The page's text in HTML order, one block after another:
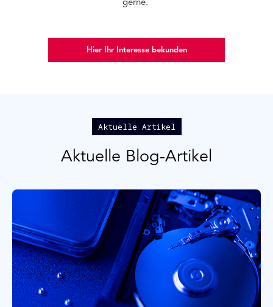
Hier Ihr Interesse bekunden
Aktuelle Artikel
Aktuelle Blog-Artikel